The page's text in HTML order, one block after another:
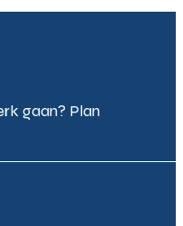
gaan? Plan